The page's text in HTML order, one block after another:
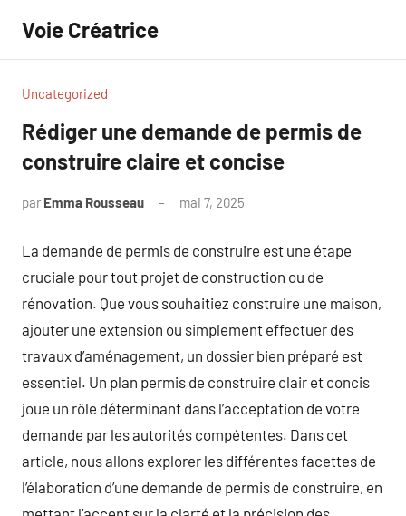
contenu
Voie Créatrice
Uncategorized
Rédiger une demande de permis de
construire claire et concise
par Emma Rousseau mai 7, 2025
La demande de permis de construire est une étape
cruciale pour tout projet de construction ou de
rénovation. Que vous souhaitiez construire une maison,
ajouter une extension ou simplement effectuer des
travaux d’aménagement, un dossier bien préparé est
essentiel. Un plan permis de construire clair et concis
joue un rôle déterminant dans l’acceptation de votre
demande par les autorités compétentes. Dans cet
article, nous allons explorer les différentes facettes de
l’élaboration d’une demande de permis de construire, en